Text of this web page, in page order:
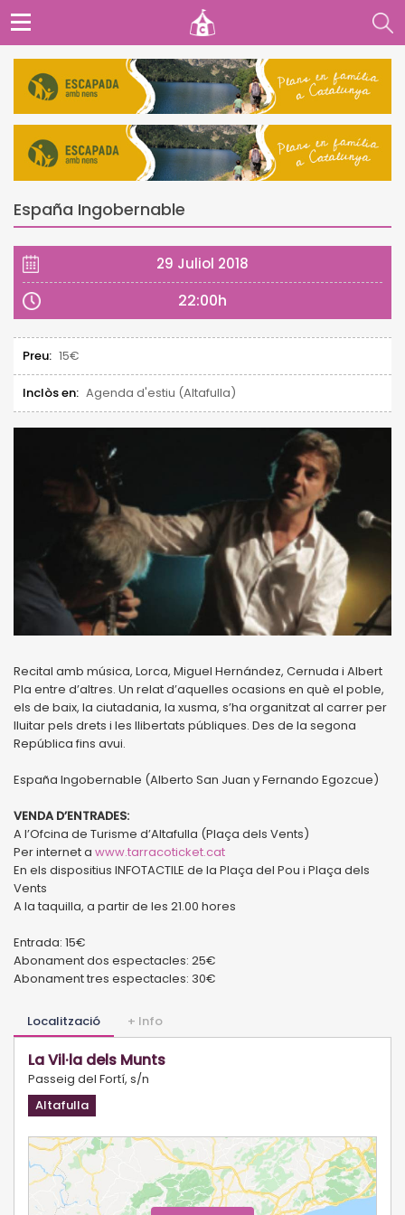
España Ingobernable
29 Juliol 2018
22:00h
Preu: 15€
Inclòs en: Agenda d'estiu (Altafulla)
Recital amb música, Lorca, Miguel Hernández, Cernuda i Albert
Pla entre d’altres. Un relat d’aquelles ocasions en què el poble,
els de baix, la ciutadania, la xusma, s’ha organitzat al carrer per
lluitar pels drets i les llibertats públiques. Des de la segona
República fins avui.
España Ingobernable (Alberto San Juan y Fernando Egozcue)
VENDA D’ENTRADES:
A l’Ofcina de Turisme d’Altafulla (Plaça dels Vents)
Per internet a www.tarracoticket.cat
En els dispositius INFOTACTILE de la Plaça del Pou i Plaça dels
Vents
A la taquilla, a partir de les 21.00 hores
Entrada: 15€
Abonament dos espectacles: 25€
Abonament tres espectacles: 30€
Localització + Info
La Vil·la dels Munts
Passeig del Fortí, s/n
Altafulla